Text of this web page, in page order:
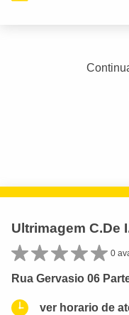
Ultrimagem C.De
0
Rua Gervasio 06
ver horario de